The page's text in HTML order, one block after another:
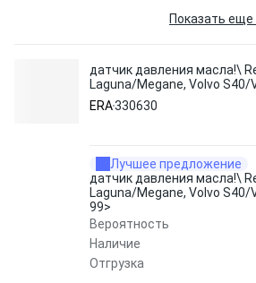
Показать
датчик давления масла!\
Laguna/Megane, Volvo S40/
2.0i/1.9-2.5DCi 99> 330630
ERA330630
Лучшее предложение
датчик давления масла!\
Laguna/Megane, Volvo S40/
99>
Вероятность
Наличие
Отгрузка